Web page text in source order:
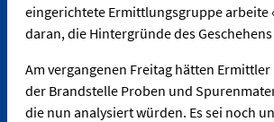
eingerichtete Ermittlungsgruppe arbeite
daran, die Hintergründe des
Am vergangenen Freitag hätten
der Brandstelle Proben und
die nun analysiert würden. Es sei noch